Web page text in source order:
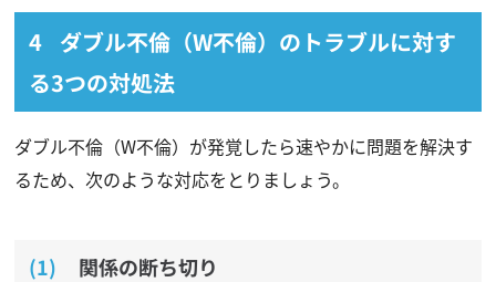
ダブル不倫（W不倫）のトラブルに対す
る3つの対処法
ダブル不倫（W不倫）が発覚したら速やかに問題を解決す
るため、次のような対応をとりましょう。
関係の断ち切り